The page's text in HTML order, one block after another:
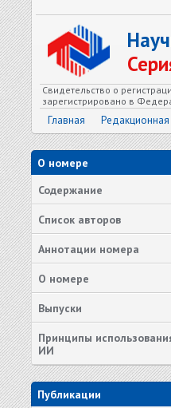
Свидетельство о
зарегистрировано в
Главная Редакционная
О номере
Содержание
Список авторов
Аннотации номера
О номере
Выпуски
Принципы
ИИ
Публикации